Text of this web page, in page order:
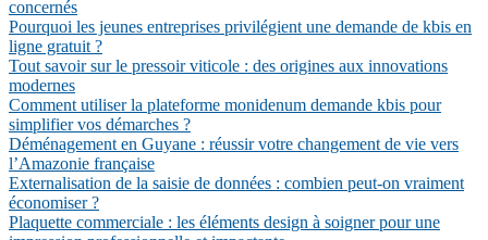
concernés
Pourquoi les jeunes entreprises privilégient une demande de kbis en
ligne gratuit ?
Tout savoir sur le pressoir viticole : des origines aux innovations
modernes
Comment utiliser la plateforme monidenum demande kbis pour
simplifier vos démarches ?
Déménagement en Guyane : réussir votre changement de vie vers
l’Amazonie française
Externalisation de la saisie de données : combien peut-on vraiment
économiser ?
Plaquette commerciale : les éléments design à soigner pour une